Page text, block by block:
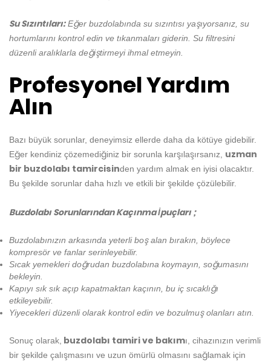
Su Sızıntıları:Eğer buzdolabında su sızıntısı yaşıyorsanız, su
hortumlarını kontrol edin ve tıkanmaları giderin. Su filtresini
düzenli aralıklarla değiştirmeyi ihmal etmeyin.
Profesyonel Yardım
Alın
Bazı büyük sorunlar, deneyimsiz ellerde daha da kötüye gidebilir.
Eğer kendiniz çözemediğiniz bir sorunla karşılaşırsanız, uzman
bir buzdolabı tamircisinden yardım almak en iyisi olacaktır.
Bu şekilde sorunlar daha hızlı ve etkili bir şekilde çözülebilir.
Buzdolabı Sorunlarından Kaçınma İpuçları ;
Buzdolabınızın arkasında yeterli boş alan bırakın, böylece
kompresör ve fanlar serinleyebilir.
Sıcak yemekleri doğrudan buzdolabına koymayın, soğumasını
bekleyin.
Kapıyı sık sık açıp kapatmaktan kaçının, bu iç sıcaklığı
etkileyebilir.
Yiyecekleri düzenli olarak kontrol edin ve bozulmuş olanları atın.
Sonuç olarak, buzdolabı tamiri ve bakımı, cihazınızın verimli
bir şekilde çalışmasını ve uzun ömürlü olmasını sağlamak için